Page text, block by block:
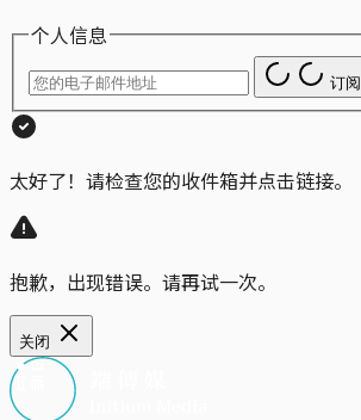
个人信息
订阅
太好了！请检查您的收件箱并点击链接。
抱歉，出现错误。请再试一次。
关闭